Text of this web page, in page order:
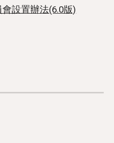
設置辦法(6.0版)